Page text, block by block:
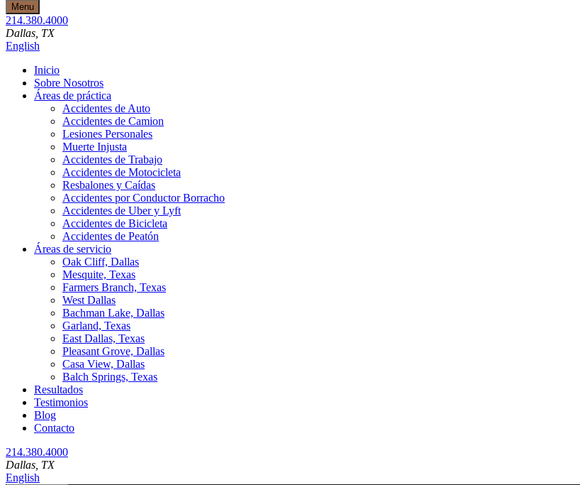
Menu
214.380.4000
Dallas , TX
English
Inicio
Sobre Nosotros
Áreas de práctica
Accidentes de Auto
Accidentes de Camion
Lesiones Personales
Muerte Injusta
Accidentes de Trabajo
Accidentes de Motocicleta
Resbalones y Caídas
Accidentes por Conductor Borracho
Accidentes de Uber y Lyft
Accidentes de Bicicleta
Accidentes de Peatón
Áreas de servicio
Oak Cliff, Dallas
Mesquite, Texas
Farmers Branch, Texas
West Dallas
Bachman Lake, Dallas
Garland, Texas
East Dallas, Texas
Pleasant Grove, Dallas
Casa View, Dallas
Balch Springs, Texas
Resultados
Testimonios
Blog
Contacto
214.380.4000
Dallas , TX
English